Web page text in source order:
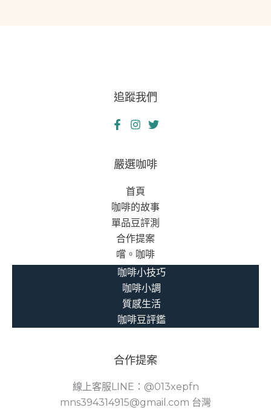
追蹤我們
嚴選咖啡
首頁
咖啡的故事
單品豆評測
合作提案
嚐。咖啡
咖啡小技巧
咖啡小調
質感生活
咖啡豆評鑑
合作提案
線上客服LINE：@013xepfn
mns394314915@gmail.com 台灣